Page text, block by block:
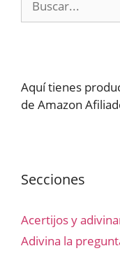
Aquí tienes
de Amazon
Secciones
Acertijos y
Adivina la